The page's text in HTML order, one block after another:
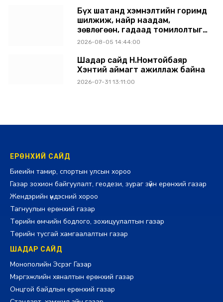
Бүх шатанд хэмнэлтийн горимд
шилжиж, найр наадам,
зөвлөгөөн, гадаад томилолтыг
хориглолоо
2026-08-05 14:44:00
Шадар сайд Н.Номтойбаяр
Хэнтий аймагт ажиллаж байна
2026-07-31 13:11:00
ЕРӨНХИЙ САЙД
Биеийн тамир, спортын улсын хороо
Газар зохион байгуулалт, геодези, зураг зүйн ерөнхий газар
Жендэрийн үндэсний хороо
Тагнуулын ерөнхий газар
Төрийн өмчийн бодлого, зохицуулалтын газар
Төрийн тусгай хамгаалалтын газар
ШАДАР САЙД
Монополийн Эсрэг Газар
Мэргэжлийн хяналтын ерөнхий газар
Онцгой байдлын ерөнхий газар